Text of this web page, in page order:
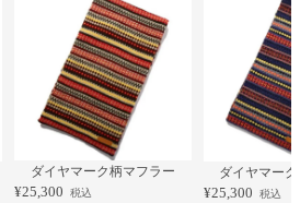
ダイヤマーク柄マフラー
¥25,300 税込
ダイヤマー
¥25,300 税込